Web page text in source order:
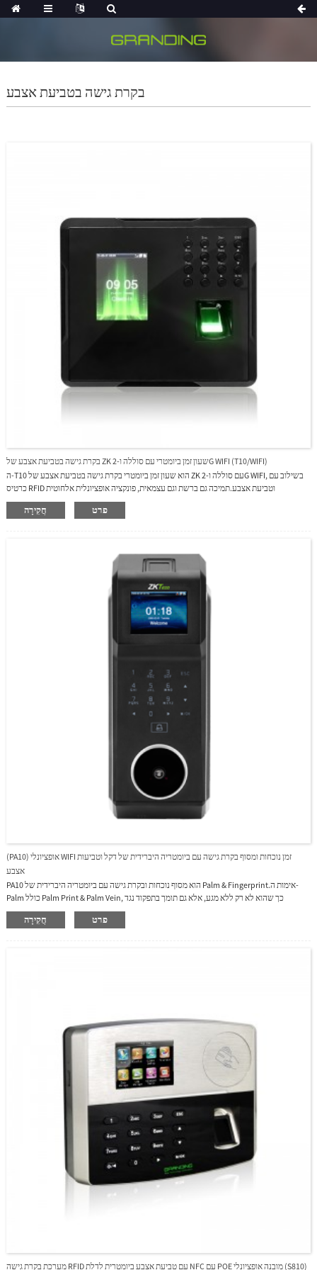
בקרת גישה בטביעת אצבע
בקרת גישה בטביעת אצבע של ZK שעון זמן ביומטרי עם סוללה ו-2G WIFI (T10/WIFI)
ה-T10 הוא שעון זמן ביומטרי בקרת גישה בטביעת אצבע של ZK עם סוללה ו-2G WIFI, בשילוב עם
כרטיס RFID וטביעת אצבע.תמיכה גם ברשת וגם עצמאית, פונקציה אופציונלית אלחוטית
3G/2G/GPRS/WIFI, מקלה על התקשורת עם המחשב.מנהל התקן הבזק מסוג USB לניהול נתונים
חֲקִירָה פרט
(PA10) אופציונלי WIFI זמן נוכחות ומסוף בקרת גישה עם ביומטריה היברידית של דקל וטביעות
אצבע
PA10 הוא מסוף נוכחות ובקרת גישה עם ביומטריה היברידית של Palm & Fingerprint.אימות ה-
Palm כולל Palm Print & Palm Vein, כך שהוא לא רק ללא מגע, אלא גם תומך בתפקוד נגד
זיוף.לחיישן BioID יש שיעור זיהוי גבוה במיוחד כלפי סוגי אצבעות יבשות, רטובות
ומחוספסות.TCP/IP, RS485, PoE (אופציונלי) ו-Wi-Fi (אופציונלי) זמינים גם המאפשרים להחיל
חֲקִירָה פרט
מערכת בקרת גישה RFID עם טביעת אצבע ביומטרית לדלת NFC עם POE מובנה אופציונלי (S810)